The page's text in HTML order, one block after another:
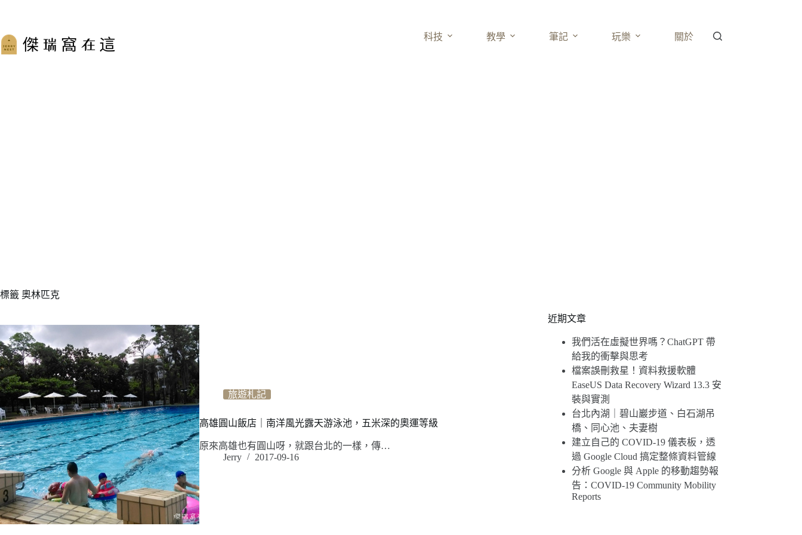
主
要
科技 教學 筆記 玩樂 關於
標籤 奧林匹克
旅遊札記
高雄圓山飯店｜南洋風光露天游泳池，五米深的奧運等級
原來高雄也有圓山呀，就跟台北的一樣，傳…
Jerry
2017-09-16
近期文章
我們活在虛擬世界嗎？ChatGPT 帶
給我的衝擊與思考
檔案誤刪救星！資料救援軟體
EaseUS Data Recovery Wizard 13.3 安
裝與實測
台北內湖｜碧山巖步道、白石湖吊
橋、同心池、夫妻樹
建立自己的 COVID-19 儀表板，透
過 Google Cloud 搞定整條資料管線
分析 Google 與 Apple 的移動趨勢報
告：COVID-19 Community Mobility
Reports